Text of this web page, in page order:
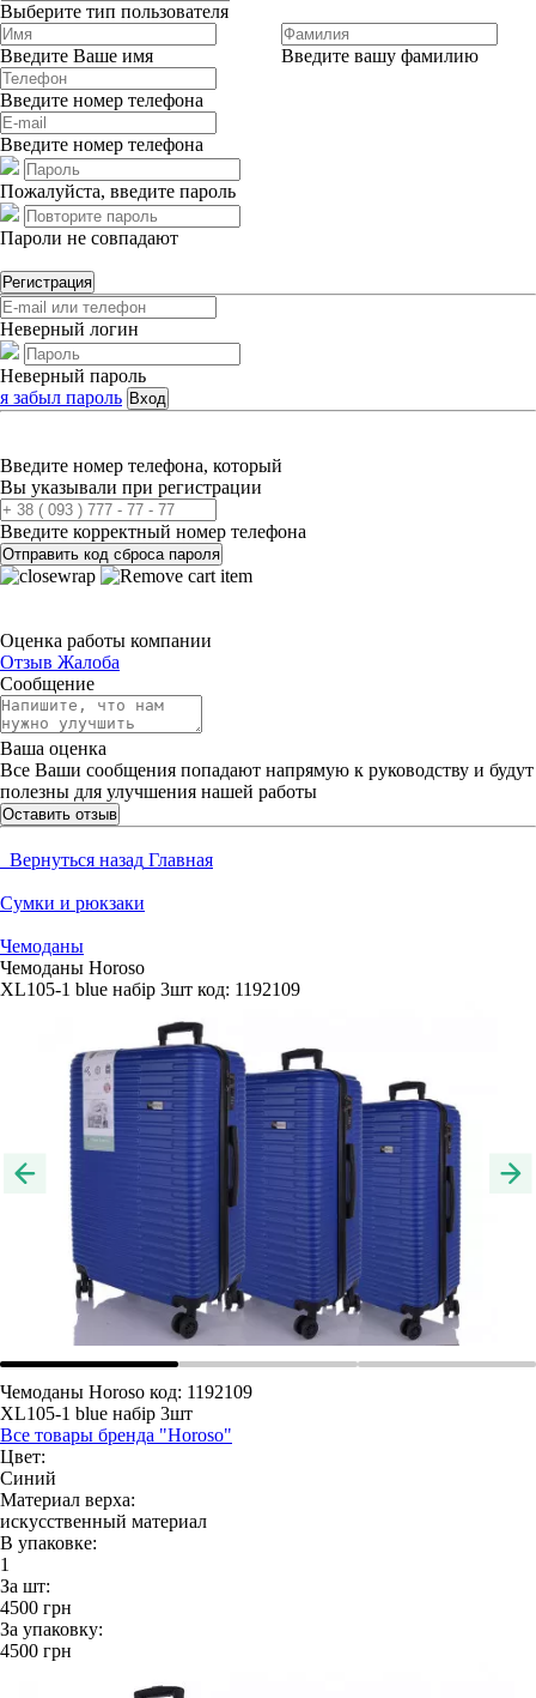
Выберите тип пользователя
Введите Ваше имя Введите вашу фамилию
Введите номер телефона
Введите номер телефона
Пожалуйста, введите пароль
Пароли не совпадают
Регистрация
Неверный логин
Неверный пароль
я забыл пароль Вход
Введите номер телефона, который
Вы указывали при регистрации
Введите корректный номер телефона
Отправить код сброса пароля
Оценка работы компании
Отзыв Жалоба
Сообщение
Ваша оценка
Все Ваши сообщения попадают напрямую к руководству и будут
полезны для улучшения нашей работы
Оставить отзыв
Вернуться назад Главная
Сумки и рюкзаки
Чемоданы
Чемоданы Horoso
XL105-1 blue набір 3шт код: 1192109
Чемоданы Horoso код: 1192109
XL105-1 blue набір 3шт
Все товары бренда "Horoso"
Цвет:
Синий
Материал верха:
искусственный материал
В упаковке:
1
За шт:
4500 грн
За упаковку:
4500 грн